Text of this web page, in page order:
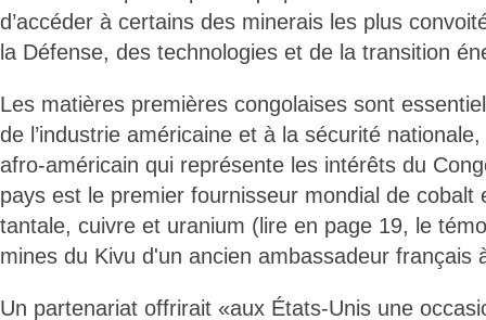
d’accéder à certains des minerais les plus
la Défense, des technologies et de la transition
Les matières premières congolaises sont
de l’industrie américaine et à la sécurité
afro-américain qui représente les intérêts du
pays est le premier fournisseur mondial de cobalt
tantale, cuivre et uranium (lire en page 19, le
mines du Kivu d'un ancien ambassadeur français
Un partenariat offrirait «aux États-Unis une